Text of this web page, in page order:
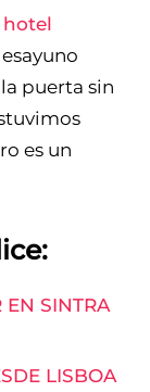
hotel
puerta sin
es un
EN SINTRA
LISBOA